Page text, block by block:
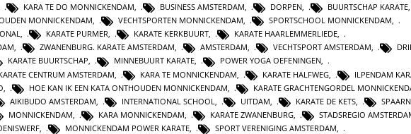
KARA TE DO MONNICKENDAM, BUSINESS AMSTERDAM, DORPEN, BUURTSCHAP KARATE,
MONNICKENDAM, VECHTSPORTEN MONNICKENDAM, SPORTSCHOOL MONNICKENDAM,
, KARATE PURMER, KARATE KERKBUURT, KARATE HAARLEMMERLIEDE,
, ZWANENBURG. KARATE AMSTERDAM, AMSTERDAM, VECHTSPORT AMSTERDAM,
KARATE BUURTSCHAP, MINNEBUURT KARATE, POWER YOGA OEFENINGEN,
CENTRUM AMSTERDAM KARA TE MONNICKENDAM KARATE HALFWEG ILPENDAM
HOE KAN IK EEN KATA ONTHOUDEN MONNICKENDAM KARATE GRACHTENGORDEL
AIKIBUDO AMSTERDAM INTERNATIONAL SCHOOL UITDAM KARATE DE KETS
MONNICKENDAM KARA MONNICKENDAM KARATE ZWANENBURG STADSREGIO
MONNICKENDAM POWER KARATE SPORT VERENIGING AMSTERDAM